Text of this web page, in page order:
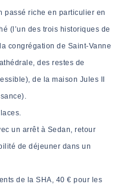
la Région Grand Est
passé riche en particulier en
(l’un des trois historiques de
congrégation de Saint-Vanne
des restes de
de la maison Jules II
un arrêt à Sedan, retour
de déjeuner dans un
de la SHA, 40 € pour les